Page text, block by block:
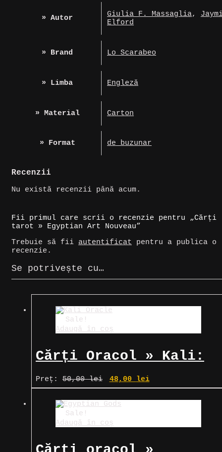
» Autor Giulia F. Massaglia,
Elford
» Brand Lo Scarabeo
» Limba Engleză
» Material Carton
» Format de buzunar
Recenzii
Nu există recenzii până acum.
Fii primul care scrii o recenzie pentru „Cărți
tarot » Egyptian Art Nouveau”
Trebuie să fii autentificat pentru a publica o
recenzie.
Se potrivește cu…
Sale!
Adaugă în coș
Cărți Oracol » Kali:
Ferocitate și
Protecție Supremă de
la Mama Divină
Preț: 50,00lei
Prețul
inițial
fost:
48,00 lei
curent
Sale!
Adaugă în coș